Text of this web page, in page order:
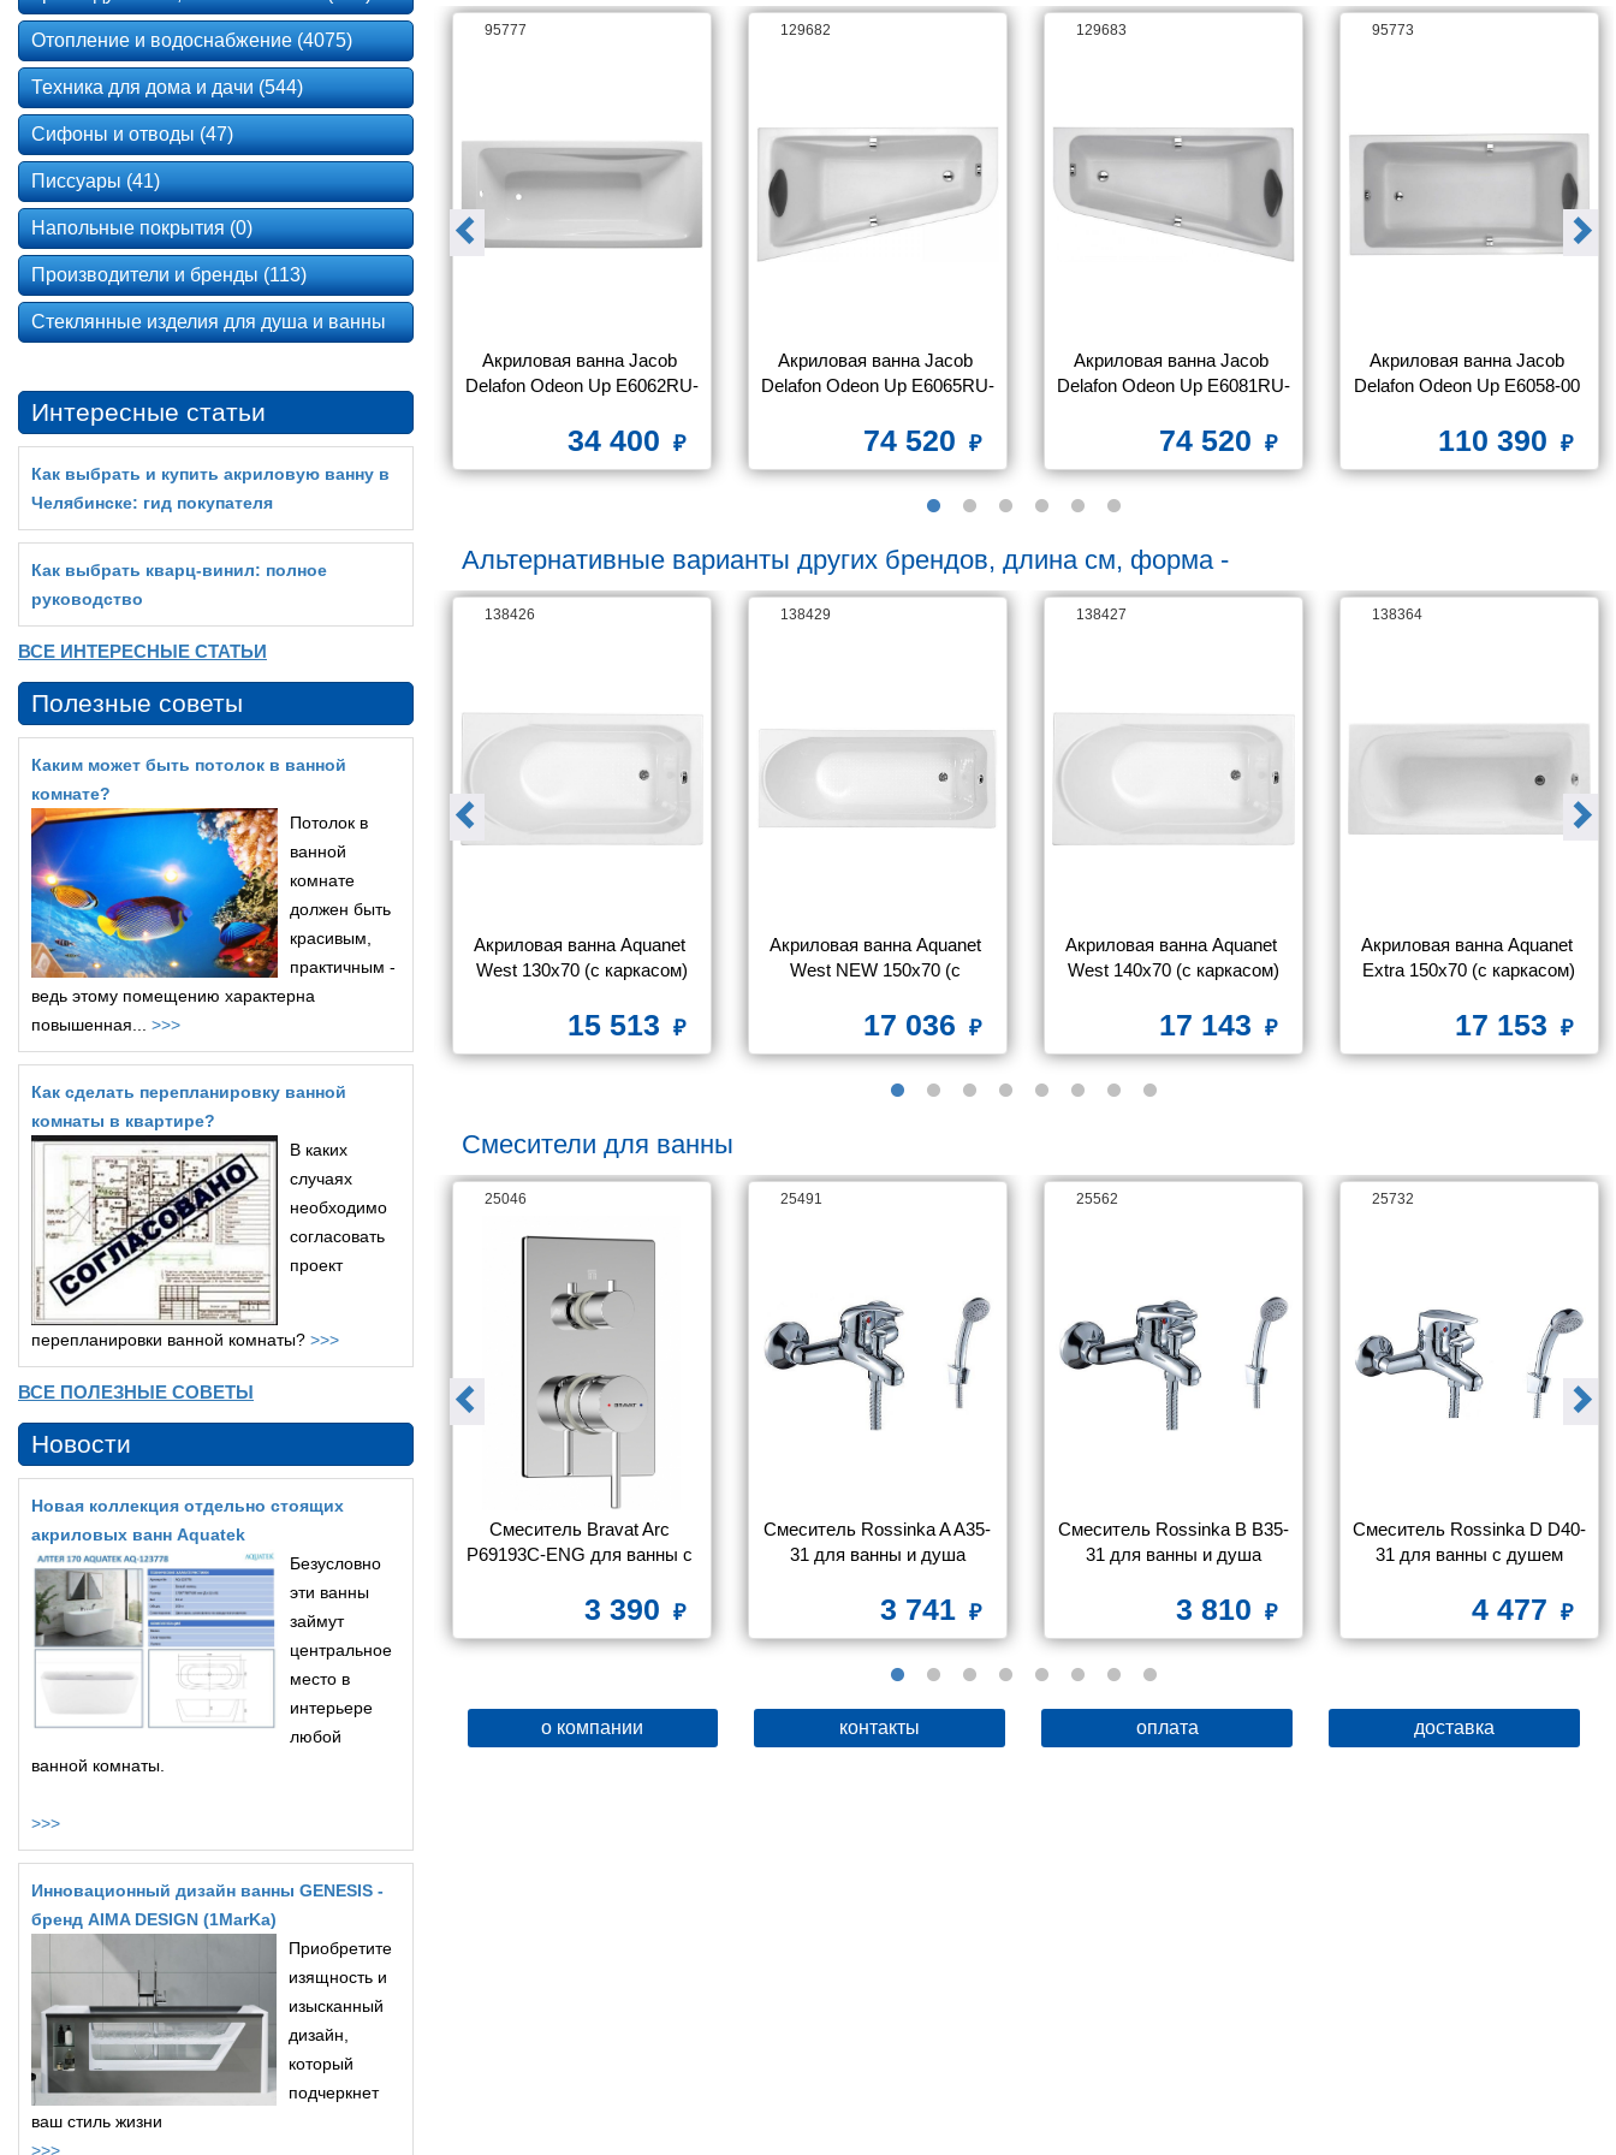
комплекте)
130
95763
E6220-00 135 х 135 L
164 020
95777
Акриловая ванна Jacob
Delafon Odeon Up E6062RU-
ОТВЕРСТИЯМИ ДЛЯ
34 400
129682
Акриловая ванна Jacob
Delafon Odeon Up E6065RU-
74 520
129683
Акриловая ванна Jacob
Delafon Odeon Up E6081RU-
74 520
95773
Акриловая ванна Jacob
Delafon Odeon Up E6058-00
110 390
Альтернативные варианты других брендов, длина см, форма -
Aquanet
каркасом)
266
Акриловая прямоугольная
ванна Aquatek Eco-Friendly
Калибри 160х70 без
фронтального экрана,без
138426
Акриловая ванна Aquanet
West 130x70 (с каркасом)
15 513
138429
Акриловая ванна Aquanet
West NEW 150x70 (с
17 036
138427
Акриловая ванна Aquanet
West 140x70 (с каркасом)
17 143
138364
Акриловая ванна Aquanet
Extra 150x70 (с каркасом)
17 153
Смесители для ванны
Y Y40-
с душем
180
26063
Смеситель Rossinka Y Y35-
31 для ванны с душем
5 366
25046
Смеситель Bravat Arc
P69193C-ENG для ванны с
3 390
25491
Смеситель Rossinka A A35-
31 для ванны и душа
3 741
25562
Смеситель Rossinka B B35-
31 для ванны и душа
3 810
25732
Смеситель Rossinka D D40-
31 для ванны с душем
4 477
о компании контакты оплата доставка
Отопление и водоснабжение (4075)
Техника для дома и дачи (544)
Сифоны и отводы (47)
Писсуары (41)
Напольные покрытия (0)
Производители и бренды (113)
Стеклянные изделия для душа и ванны
Интересные статьи
Как выбрать и купить акриловую ванну в
Челябинске: гид покупателя
Как выбрать кварц‑винил: полное
руководство
ВСЕ ИНТЕРЕСНЫЕ СТАТЬИ
Полезные советы
Каким может быть потолок в ванной
комнате?
Потолок в
ванной
комнате
должен быть
красивым,
практичным -
ведь этому помещению характерна
повышенная... >>>
Как сделать перепланировку ванной
комнаты в квартире?
В каких
случаях
необходимо
согласовать
проект
перепланировки ванной комнаты? >>>
ВСЕ ПОЛЕЗНЫЕ СОВЕТЫ
Новости
Новая коллекция отдельно стоящих
акриловых ванн Aquatek
Безусловно
эти ванны
займут
центральное
место в
интерьере
любой
ванной комнаты.
>>>
Инновационный дизайн ванны GENESIS -
бренд AIMA DESIGN (1MarKa)
Приобретите
изящность и
изысканный
дизайн,
который
подчеркнет
ваш стиль жизни
>>>